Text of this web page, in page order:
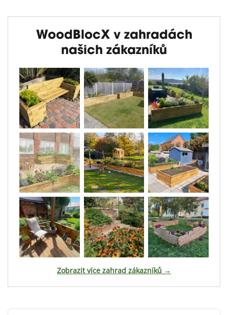
WoodBlocX v zahradách
našich zákazníků
Zobrazit více zahrad zákazníků →